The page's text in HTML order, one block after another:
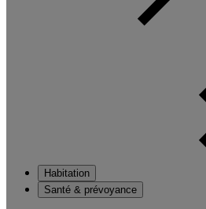
Habitation
Santé & prévoyance